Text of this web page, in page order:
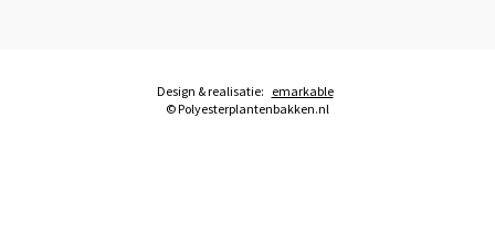
© Polyesterplantenbakken.nl
Design & realisatie: emarkable